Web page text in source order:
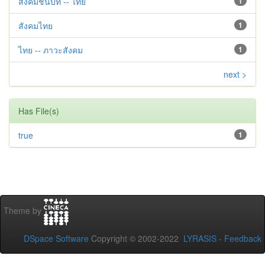
1
สังคมไทย
1
ไทย -- ภาวะสังคม
next >
Has File(s)
1
true
Theme by
DSpace Software Copyright © 2002-2022 LYRASIS - Feedback